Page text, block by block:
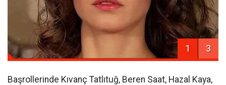
1 3
Başrollerinde Kıvanç Tatlıtuğ, Beren Saat, Hazal Kaya,